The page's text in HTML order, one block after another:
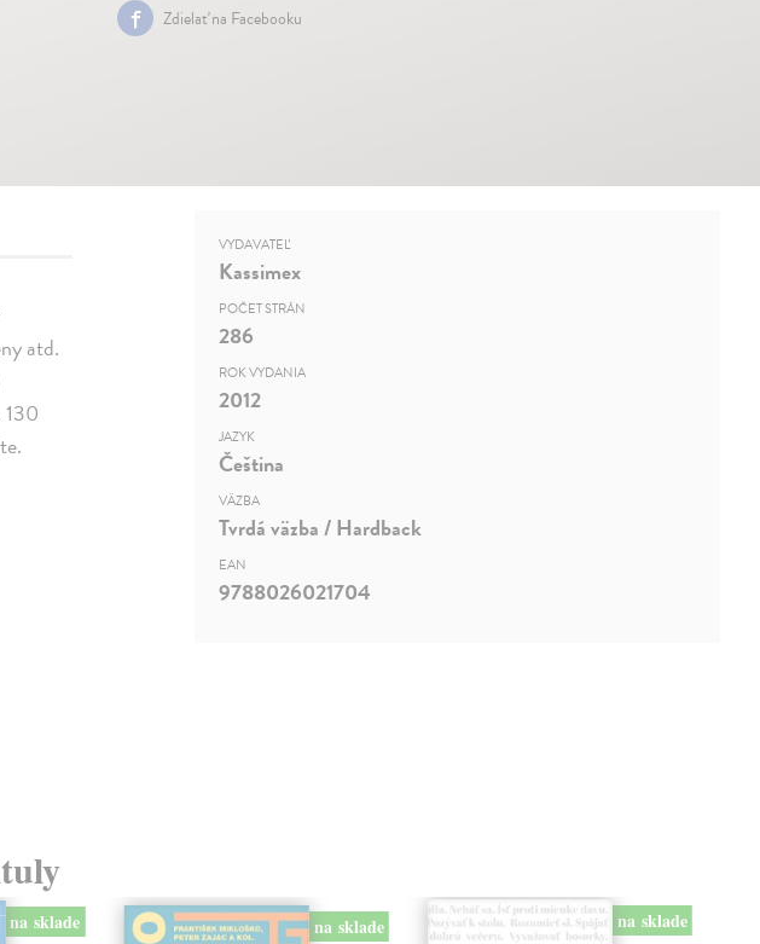
Zdielať na Facebooku
atd.
VYDAVATEĽ
Kassimex
POČET STRÁN
286
ROK VYDANIA
2012
JAZYK
Čeština
VÄZBA
Tvrdá väzba / Hardback
EAN
9788026021704
na sklade na sklade na sklade